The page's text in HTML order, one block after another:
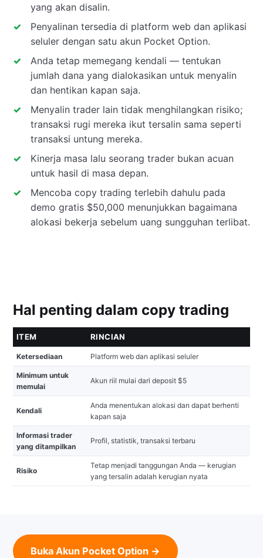
yang akan disalin.
Penyalinan tersedia di platform web dan aplikasi
seluler dengan satu akun Pocket Option.
Anda tetap memegang kendali — tentukan
jumlah dana yang dialokasikan untuk menyalin
dan hentikan kapan saja.
Menyalin trader lain tidak menghilangkan risiko;
transaksi rugi mereka ikut tersalin sama seperti
transaksi untung mereka.
Kinerja masa lalu seorang trader bukan acuan
untuk hasil di masa depan.
Mencoba copy trading terlebih dahulu pada
demo gratis $50,000 menunjukkan bagaimana
alokasi bekerja sebelum uang sungguhan terlibat.
Hal penting dalam copy trading
ITEM RINCIAN
Ketersediaan Platform web dan aplikasi seluler
Minimum untuk
memulai
Akun riil mulai dari deposit $5
Kendali
Anda menentukan alokasi dan dapat berhenti
kapan saja
Informasi trader
yang ditampilkan
Profil, statistik, transaksi terbaru
Risiko
Tetap menjadi tanggungan Anda — kerugian
yang tersalin adalah kerugian nyata
Buka Akun Pocket Option →